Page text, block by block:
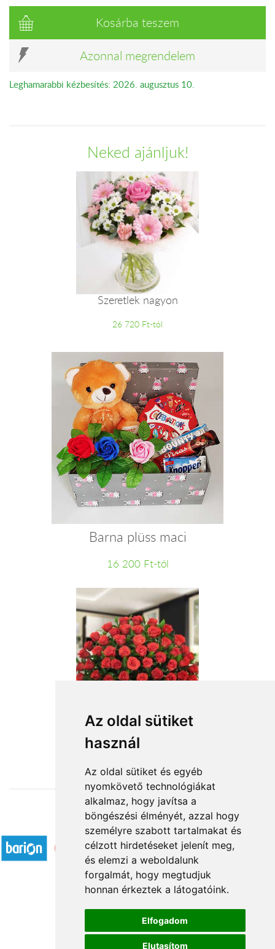
Az oldal sütiket
használ
Az oldal sütiket és egyéb
nyomkövető technológiákat
alkalmaz, hogy javítsa a
böngészési élményét, azzal hogy
személyre szabott tartalmakat és
célzott hirdetéseket jelenít meg,
és elemzi a weboldalunk
forgalmát, hogy megtudjuk
honnan érkeztek a látogatóink.
Elfogadom
Elutasítom
Kosárba teszem
Azonnal megrendelem
Leghamarabbi kézbesítés: 2026. augusztus 10.
Neked ajánljuk!
Szeretlek nagyon
26 720 Ft-tól
Barna plüss maci
16 200 Ft-tól
Boldog 80. 90.100. szülinapot
216 000 Ft-tól
Elfogadott fizetési módok
Á.SZ.F.
Impresszum